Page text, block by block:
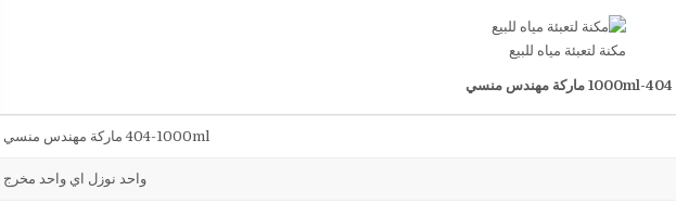
مكنة لتعبئة مياه للبيع
404-1000ml ماركة مهندس منسي
404-1000ml ماركة مهندس منسي
واحد نوزل اي واحد مخرج